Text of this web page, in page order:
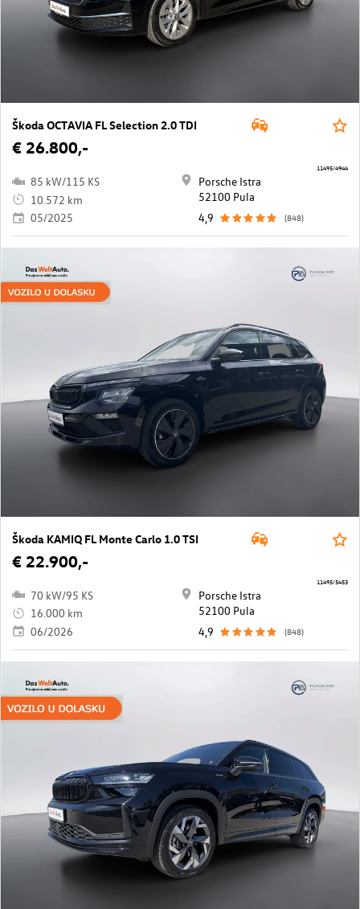
Škoda OCTAVIA FL Selection 2.0 TDI
€ 26.800,-
85 kW/115 KS
10.572 km
05/2025
Porsche Istra
52100 Pula
4,9
(848)
11495/4944
Škoda KAMIQ FL Monte Carlo 1.0 TSI
€ 22.900,-
70 kW/95 KS
16.000 km
06/2026
Porsche Istra
52100 Pula
4,9
(848)
11495/5453